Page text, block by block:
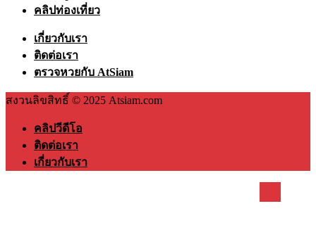
คลิปท่องเที่ยว
เกี่ยวกับเรา
ติดต่อเรา
ตรวจหวยกับ AtSiam
สงวนลิขสิทธิ์ © 2025 Atsiam.com
คลิปวีดีโอ
ติดต่อเรา
เกี่ยวกับเรา